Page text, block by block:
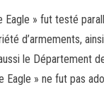
» fut testé
d’armements,
le Département
Eagle » ne fut pas